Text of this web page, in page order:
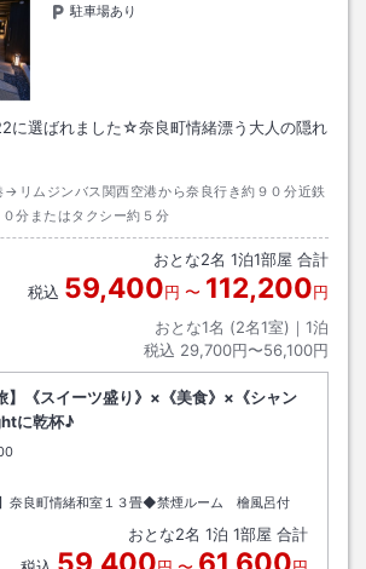
駐車場あり
に選ばれました☆奈良町情緒漂う大人の隠れ
→リムジンバス関西空港から奈良行き約９０分近鉄
分またはタクシー約５分
おとな2名 1泊1部屋 合計
税込 59,400円 〜 112,200円
おとな1名 (2名1室)｜ 1泊
税込 29,700円〜56,100円
】《スイーツ盛り》×《美食》×《シャン
に乾杯♪
クアウト
奈良町情緒和室１３畳◆禁煙ルーム 檜風呂付
おとな2名 1泊 1部屋 合計